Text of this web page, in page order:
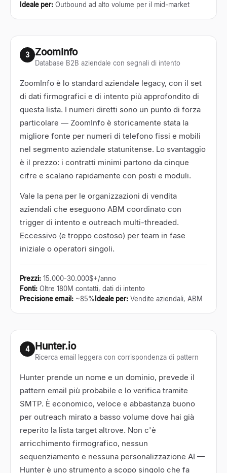
Ideale per: Outbound ad alto volume per il mid-market
3 ZoomInfo
Database B2B aziendale con segnali di intento
ZoomInfo è lo standard aziendale legacy, con il set
di dati firmografici e di intento più approfondito di
questa lista. I numeri diretti sono un punto di forza
particolare — ZoomInfo è storicamente stata la
migliore fonte per numeri di telefono fissi e mobili
nel segmento aziendale statunitense. Lo svantaggio
è il prezzo: i contratti minimi partono da cinque
cifre e scalano rapidamente con posti e moduli.
Vale la pena per le organizzazioni di vendita
aziendali che eseguono ABM coordinato con
trigger di intento e outreach multi-threaded.
Eccessivo (e troppo costoso) per team in fase
iniziale o operatori singoli.
Prezzi: 15.000-30.000$+/anno
Fonti: Oltre 180M contatti, dati di intento
Precisione email : ~85% Ideale per: Vendite aziendali, ABM
4 Hunter.io
Ricerca email leggera con corrispondenza di pattern
Hunter prende un nome e un dominio, prevede il
pattern email più probabile e lo verifica tramite
SMTP. È economico, veloce e abbastanza buono
per outreach mirato a basso volume dove hai già
reperito la lista target altrove. Non c'è
arricchimento firmografico, nessun
sequenziamento e nessuna personalizzazione AI —
Hunter è uno strumento a scopo singolo che fa